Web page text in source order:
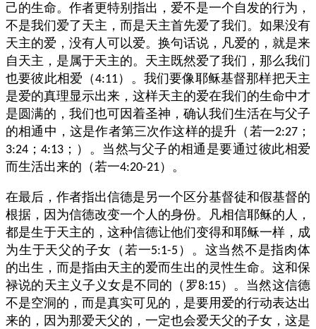
己的生命。作者更特别指出，爱不是一个自发的行为，
不是我们爱了天主，而是天主首先爱了我们。如果没有
天主的爱，没有人可以爱。换句话说，凡爱的，就是来
自天主，是属于天主的。天主既然爱了我们，那么我们
也要彼此相爱（4:11）。我们要像耶稣基督那样把天主
是爱的真理显示出来，这样天主的爱在我们的生命中才
是圆满的，我们也可因着圣神，确认我们生活在与父子
的相通中，这是作者第三次作这样的提升（若一2:27 ；
3:24 ； 4:13 ；）。当然与父子的相通是要通过彼此相爱
而生活出来的（若一4:20-21）。
在最后，作者指出信德是另一个区分基督徒和假基督的
根据，因为信德改变一个人的身份。凡相信耶稣的人，
都是生于天主的，这种信德让他们变得和耶稣一样，成
为生于天父的子女（若一5:1-5 ）。这当然不是指肉体
的出生，而是指由天主的爱而生出的灵性生命。这和保
禄说的天主义子义女是不同的（罗8:15 ）。当然这信德
不是空洞的，而是真实可见的，是要用爱的行动表达出
来的，因为那爱天父的，一定也会爱天父的子女，这是